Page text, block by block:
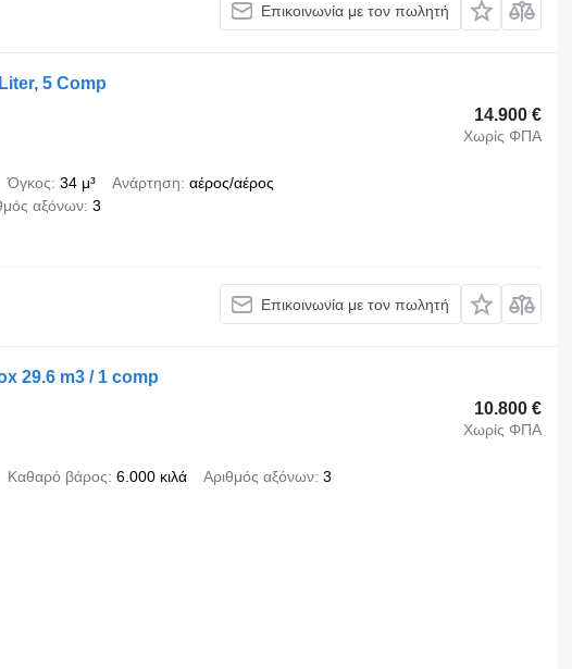
Επικοινωνία με τον πωλητή
5 Comp
14.900 €
Χωρίς ΦΠΑ
Όγκος 34 μ³ Ανάρτηση αέρος/αέρος
αξόνων 3
Επικοινωνία με τον πωλητή
29.6 m3 / 1 comp
10.800 €
Χωρίς ΦΠΑ
Καθαρό βάρος 6.000 κιλά Αριθμός αξόνων 3